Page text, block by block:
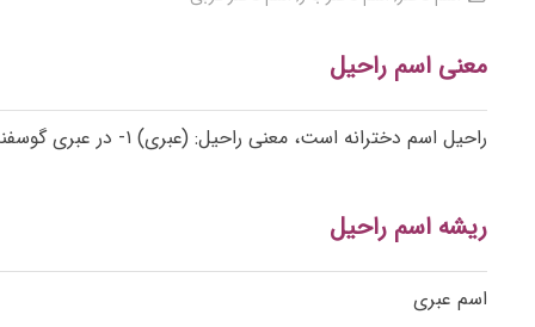
معنی اسم راحیل
راحیل اسم دخترانه است، معنی راحیل: (عبری) ۱- در عبری گوسفند؛ ۲- (اَعلام) همسر حضرت یعقوب(ع) و دختر لابان و مادر حضرت یوسف و بنیامین به روایت تورات
ریشه اسم راحیل
اسم عبری